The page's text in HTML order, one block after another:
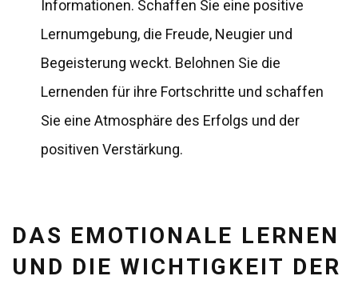
Informationen. Schaffen Sie eine positive
Lernumgebung, die Freude, Neugier und
Begeisterung weckt. Belohnen Sie die
Lernenden für ihre Fortschritte und schaffen
Sie eine Atmosphäre des Erfolgs und der
positiven Verstärkung.
DAS EMOTIONALE LERNEN
UND DIE WICHTIGKEIT DER